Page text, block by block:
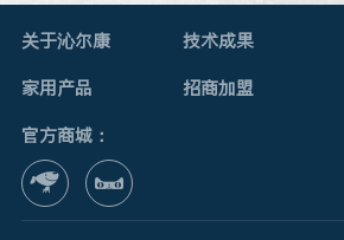
关于沁尔康 技术成果
家用产品 招商加盟
官方商城：